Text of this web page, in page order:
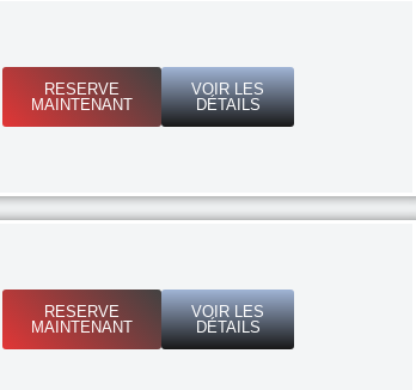
RESERVE
MAINTENANT
VOIR LES
DÉTAILS
RESERVE
MAINTENANT
VOIR LES
DÉTAILS